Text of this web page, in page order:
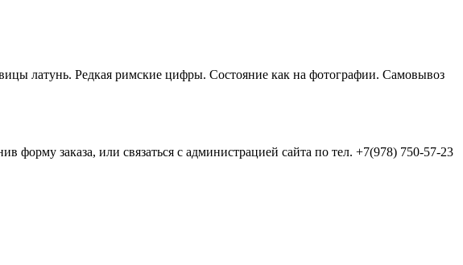
латунь. Редкая римские цифры. Состояние как на фотографии. Самовывоз
форму заказа, или связаться с администрацией сайта по тел. +7(978) 750-57-23